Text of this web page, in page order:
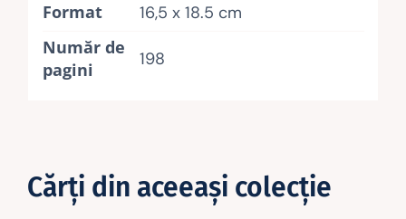
Format
16,5 x 18.5 cm
Număr de
pagini
198
Cărţi din aceeaşi colecţie